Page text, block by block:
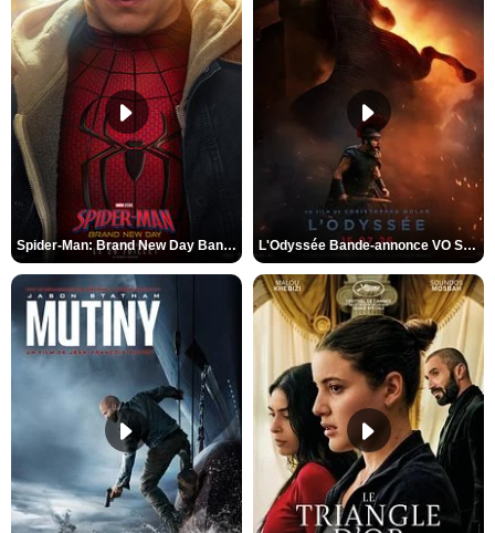
Spider-Man: Brand New Day Bande-annonce VO STFR L'Odyssée Bande-annonce VO STFR